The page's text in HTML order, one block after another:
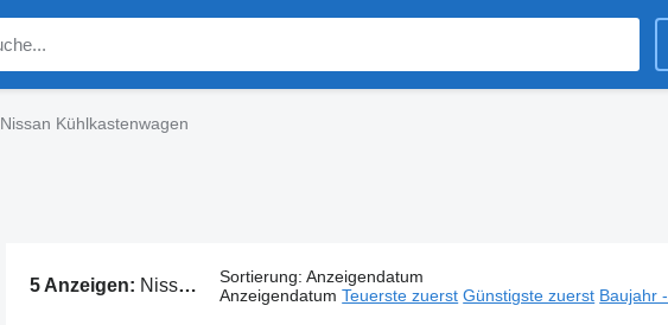
Nissan Kühlkastenwagen
5 Anzeigen: Nissan Kühlkastenwagen Sortierung: Anzeigendatum
Anzeigendatum Teuerste zuerst Günstigste zuerst Baujahr